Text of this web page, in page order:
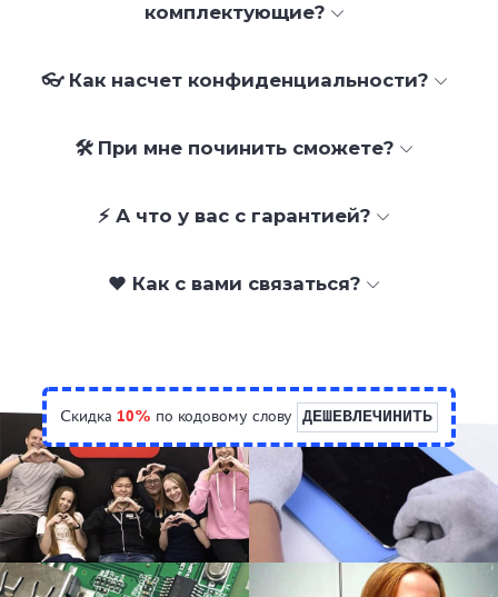
комплектующие?
👓 Как насчет конфиденциальности?
🛠 При мне починить сможете?
⚡ А что у вас с гарантией?
❤️ Как с вами связаться?
Скидка 10% по кодовому слову ДЕШЕВЛЕЧИНИТЬ